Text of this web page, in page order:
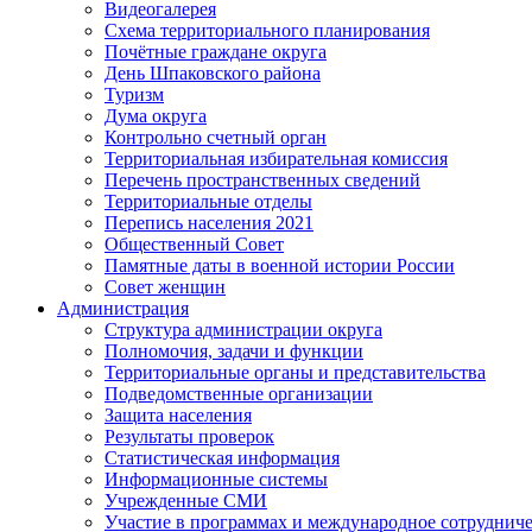
Видеогалерея
Схема территориального планирования
Почётные граждане округа
День Шпаковского района
Туризм
Дума округа
Контрольно счетный орган
Территориальная избирательная комиссия
Перечень пространственных сведений
Территориальные отделы
Перепись населения 2021
Общественный Совет
Памятные даты в военной истории России
Совет женщин
Администрация
Структура администрации округа
Полномочия, задачи и функции
Территориальные органы и представительства
Подведомственные организации
Защита населения
Результаты проверок
Статистическая информация
Информационные системы
Учрежденные СМИ
Участие в программах и международное